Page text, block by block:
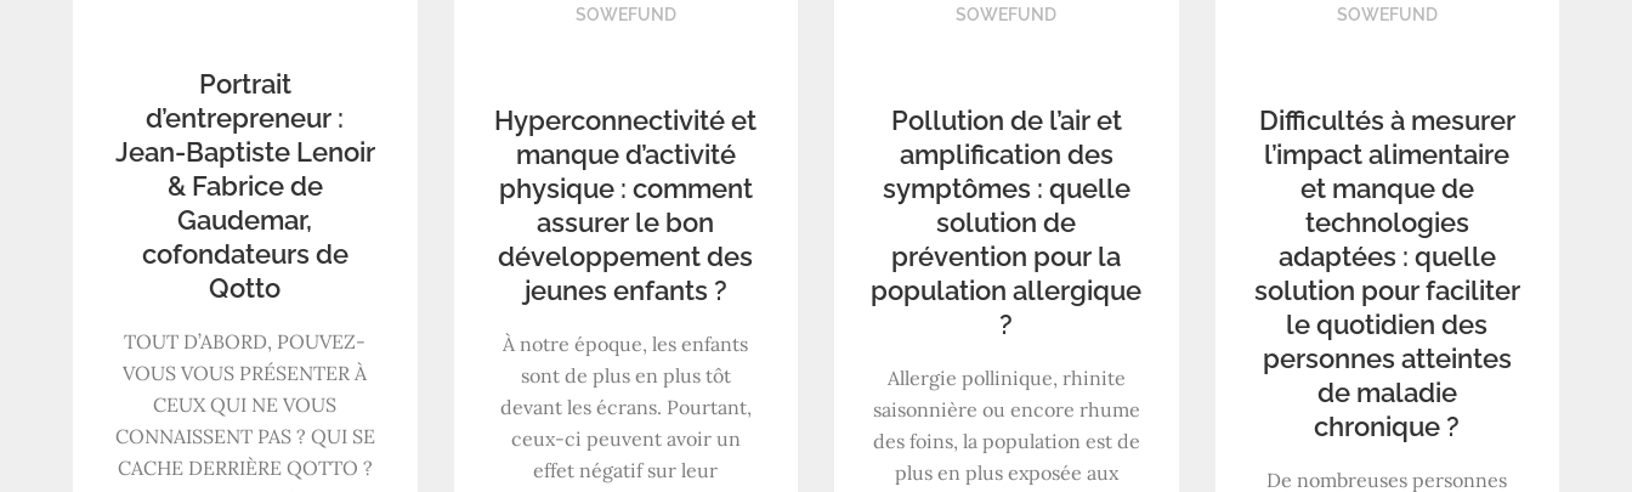
Portrait
d’entrepreneur :
Jean-Baptiste Lenoir
& Fabrice de
Gaudemar,
cofondateurs de
Qotto
TOUT D’ABORD, POUVEZ-
VOUS VOUS PRÉSENTER À
CEUX QUI NE VOUS
CONNAISSENT PAS ? QUI SE
CACHE DERRIÈRE QOTTO ?
SOWEFUND
Hyperconnectivité et
manque d’activité
physique : comment
assurer le bon
développement des
jeunes enfants ?
À notre époque, les enfants
sont de plus en plus tôt
devant les écrans. Pourtant,
ceux-ci peuvent avoir un
effet négatif sur leur
SOWEFUND
Pollution de l’air et
amplification des
symptômes : quelle
solution de
prévention pour la
population allergique
?
Allergie pollinique, rhinite
saisonnière ou encore rhume
des foins, la population est de
plus en plus exposée aux
SOWEFUND
Difficultés à mesurer
l’impact alimentaire
et manque de
technologies
adaptées : quelle
solution pour faciliter
le quotidien des
personnes atteintes
de maladie
chronique ?
De nombreuses personnes